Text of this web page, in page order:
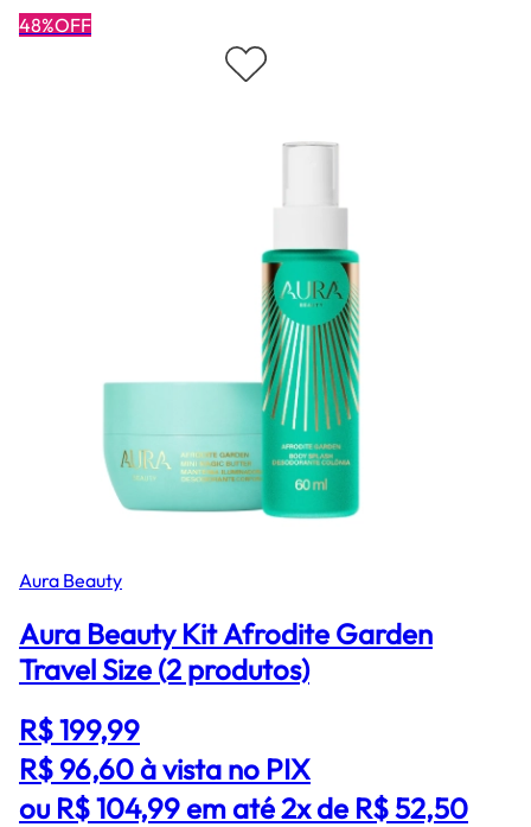
48%OFF
Aura Beauty
Aura Beauty Kit Afrodite Garden
Travel Size (2 produtos)
R$ 199,99
R$ 96,60à vista no PIX
ou R$ 104,99 em até 2x de R$ 52,50